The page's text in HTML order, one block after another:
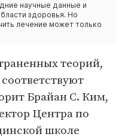
научные данные и
здоровья. Но
лечение может только
теорий,
Брайан С. Ким,
Центра по
школе